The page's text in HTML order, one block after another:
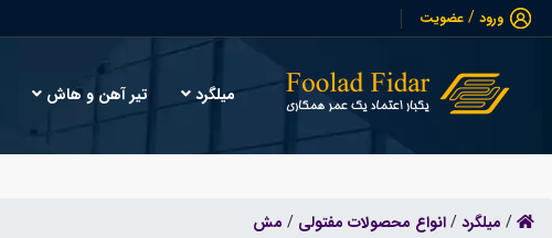
ورود / عضویت
میلگرد تیر آهن و هاش
/ میلگرد/انواع محصولات مفتولی / مش